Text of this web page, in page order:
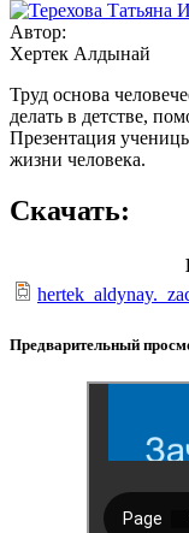
Автор:
Хертек Алдынай
Труд основа
делать в детстве,
Презентация
жизни человека.
Скачать:
Предварительный